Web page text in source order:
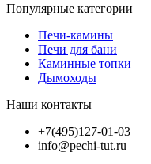
Популярные категории
Печи-камины
Печи для бани
Каминные топки
Дымоходы
Наши контакты
+7(495)127-01-03
info@pechi-tut.ru